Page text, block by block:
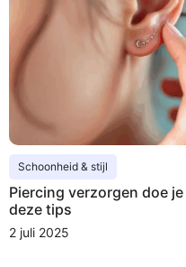
Schoonheid & stijl
Piercing verzorgen doe
deze tips
2 juli 2025